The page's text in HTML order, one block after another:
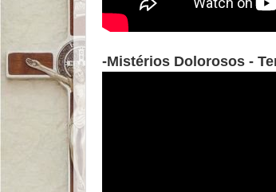
-Mistérios Dolorosos -